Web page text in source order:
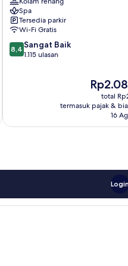
All
Inclusive
El
Palomar
Spa
Tersedia parkir
Wi-Fi Gratis
8.4
dari
8,4 Sangat Baik
1.115 ulasan
Harga
sekarang
total
termasuk pajak &
16